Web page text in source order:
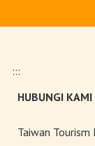
:::
HUBUNGI KAMI
Taiwan